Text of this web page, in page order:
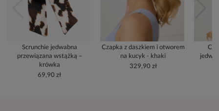
Scrunchie jedwabna
przewiązana wstążką –
krówka
69,90 zł
Czapka z daszkiem i otworem
na kucyk - khaki
329,90 zł